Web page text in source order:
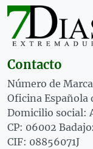
Contacto
Número de
Oficina Española
Domicilio social:
CP: 06002
CIF: 08856071J